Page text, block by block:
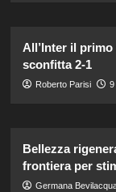
All’Inter il
sconfitta 2-1
Roberto Parisi 9
Bellezza
frontiera per
Germana